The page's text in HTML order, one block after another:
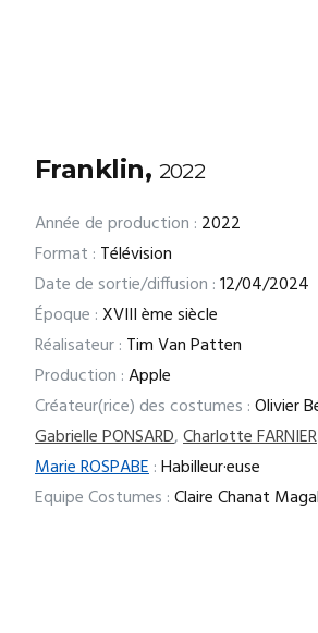
Franklin, 2022
Année de production : 2022
Format : Télévision
Date de sortie/diffusion :12/04/2024
Époque :XVIII ème siècle
Réalisateur : Tim Van Patten
Production :Apple
Créateur(rice) des costumes :Olivier
Gabrielle PONSARD,Charlotte FARNIER
Marie ROSPABE:Habilleur·euse
Equipe Costumes :Claire Chanat